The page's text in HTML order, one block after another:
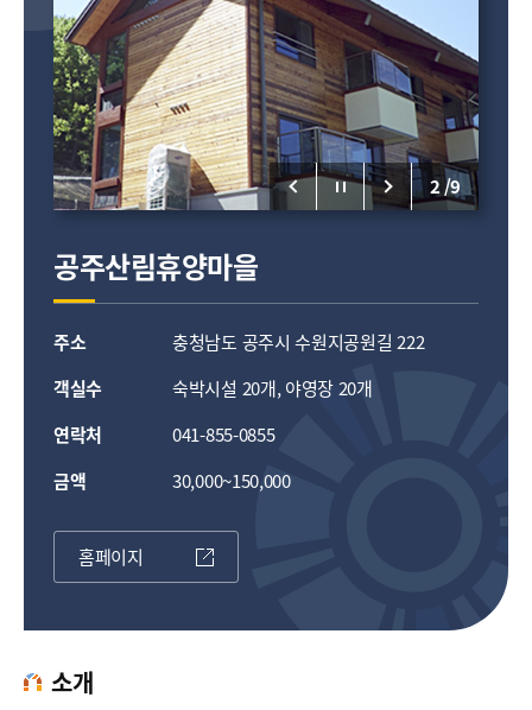
2 /9
공주산림휴양마을
주소
충청남도 공주시 수원지공원길 222
객실수
숙박시설 20개, 야영장 20개
연락처
041-855-0855
금액
30,000~150,000
홈페이지
소개